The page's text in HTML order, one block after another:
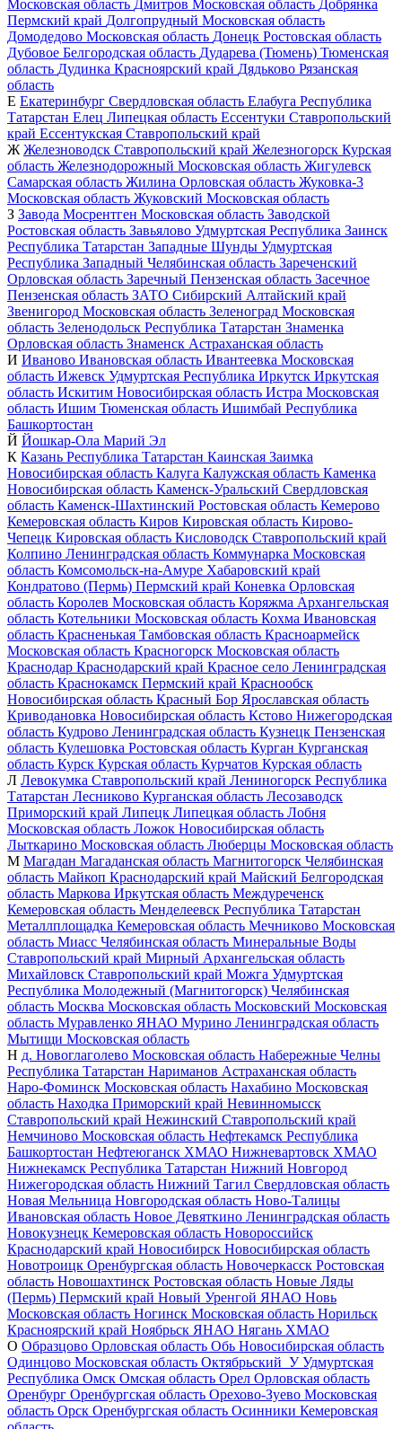
Московская область Дмитров Московская область Добрянка
Пермский край Долгопрудный Московская область
Домодедово Московская область Донецк Ростовская область
Дубовое Белгородская область Дударева (Тюмень) Тюменская
область Дудинка Красноярский край Дядьково Рязанская
область
Е Екатеринбург Свердловская область Елабуга Республика
Татарстан Елец Липецкая область Ессентуки Ставропольский
край Ессентукская Ставропольский край
Ж Железноводск Ставропольский край Железногорск Курская
область Железнодорожный Московская область Жигулевск
Самарская область Жилина Орловская область Жуковка-3
Московская область Жуковский Московская область
З Завода Мосрентген Московская область Заводской
Ростовская область Завьялово Удмуртская Республика Заинск
Республика Татарстан Западные Шунды Удмуртская
Республика Западный Челябинская область Зареченский
Орловская область Заречный Пензенская область Засечное
Пензенская область ЗАТО Сибирский Алтайский край
Звенигород Московская область Зеленоград Московская
область Зеленодольск Республика Татарстан Знаменка
Орловская область Знаменск Астраханская область
И Иваново Ивановская область Ивантеевка Московская
область Ижевск Удмуртская Республика Иркутск Иркутская
область Искитим Новосибирская область Истра Московская
область Ишим Тюменская область Ишимбай Республика
Башкортостан
Й Йошкар-Ола Марий Эл
К Казань Республика Татарстан Каинская Заимка
Новосибирская область Калуга Калужская область Каменка
Новосибирская область Каменск-Уральский Свердловская
область Каменск-Шахтинский Ростовская область Кемерово
Кемеровская область Киров Кировская область Кирово-
Чепецк Кировская область Кисловодск Ставропольский край
Колпино Ленинградская область Коммунарка Московская
область Комсомольск-на-Амуре Хабаровский край
Кондратово (Пермь) Пермский край Коневка Орловская
область Королев Московская область Коряжма Архангельская
область Котельники Московская область Кохма Ивановская
область Красненькая Тамбовская область Красноармейск
Московская область Красногорск Московская область
Краснодар Краснодарский край Красное село Ленинградская
область Краснокамск Пермский край Краснообск
Новосибирская область Красный Бор Ярославская область
Криводановка Новосибирская область Кстово Нижегородская
область Кудрово Ленинградская область Кузнецк Пензенская
область Кулешовка Ростовская область Курган Курганская
область Курск Курская область Курчатов Курская область
Л Левокумка Ставропольский край Лениногорск Республика
Татарстан Лесниково Курганская область Лесозаводск
Приморский край Липецк Липецкая область Лобня
Московская область Ложок Новосибирская область
Лыткарино Московская область Люберцы Московская область
М Магадан Магаданская область Магнитогорск Челябинская
область Майкоп Краснодарский край Майский Белгородская
область Маркова Иркутская область Междуреченск
Кемеровская область Менделеевск Республика Татарстан
Металлплощадка Кемеровская область Мечниково Московская
область Миасс Челябинская область Минеральные Воды
Ставропольский край Мирный Архангельская область
Михайловск Ставропольский край Можга Удмуртская
Республика Молодежный (Магнитогорск) Челябинская
область Москва Московская область Московский Московская
область Муравленко ЯНАО Мурино Ленинградская область
Мытищи Московская область
Н д. Новоглаголево Московская область Набережные Челны
Республика Татарстан Нариманов Астраханская область
Наро-Фоминск Московская область Нахабино Московская
область Находка Приморский край Невинномысск
Ставропольский край Нежинский Ставропольский край
Немчиново Московская область Нефтекамск Республика
Башкортостан Нефтеюганск ХМАО Нижневартовск ХМАО
Нижнекамск Республика Татарстан Нижний Новгород
Нижегородская область Нижний Тагил Свердловская область
Новая Мельница Новгородская область Ново-Талицы
Ивановская область Новое Девяткино Ленинградская область
Новокузнецк Кемеровская область Новороссийск
Краснодарский край Новосибирск Новосибирская область
Новотроицк Оренбургская область Новочеркасск Ростовская
область Новошахтинск Ростовская область Новые Ляды
(Пермь) Пермский край Новый Уренгой ЯНАО Новь
Московская область Ногинск Московская область Норильск
Красноярский край Ноябрьск ЯНАО Нягань ХМАО
О Образцово Орловская область Обь Новосибирская область
Одинцово Московская область Октябрьский_У Удмуртская
Республика Омск Омская область Орел Орловская область
Оренбург Оренбургская область Орехово-Зуево Московская
область Орск Оренбургская область Осинники Кемеровская